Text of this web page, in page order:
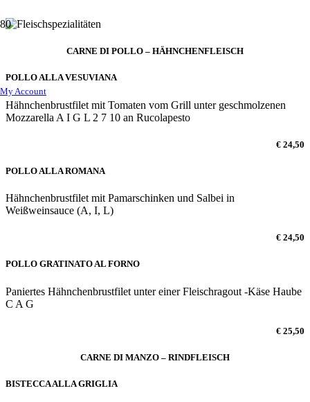
My Account
CARNE DI POLLO – HÄHNCHENFLEISCH
POLLO ALLA VESUVIANA
Hähnchenbrustfilet mit Tomaten vom Grill unter geschmolzenen
Mozzarella A I G L 2 7 10 an Rucolapesto
€ 24,50
POLLO ALLA ROMANA
Hähnchenbrustfilet mit Pamarschinken und Salbei in
Weißweinsauce (A, I, L)
€ 24,50
POLLO GRATINATO AL FORNO
Paniertes Hähnchenbrustfilet unter einer Fleischragout -Käse Haube
C A G
€ 25,50
CARNE DI MANZO – RINDFLEISCH
BISTECCA ALLA GRIGLIA